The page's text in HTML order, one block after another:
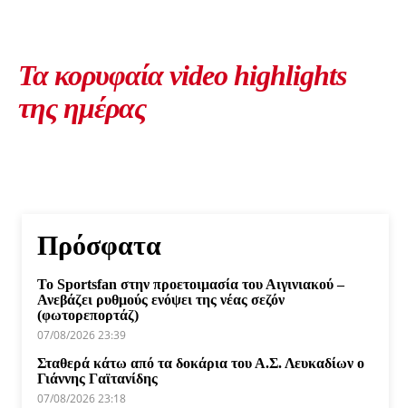
Τα κορυφαία video highlights
της ημέρας
Πρόσφατα
Το Sportsfan στην προετοιμασία του Αιγινιακού –
Ανεβάζει ρυθμούς ενόψει της νέας σεζόν
(φωτορεπορτάζ)
07/08/2026 23:39
Σταθερά κάτω από τα δοκάρια του Α.Σ. Λευκαδίων ο
Γιάννης Γαϊτανίδης
07/08/2026 23:18